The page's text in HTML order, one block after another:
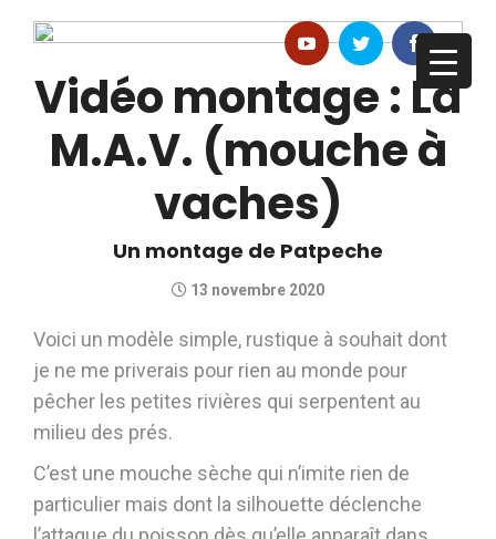
Vidéo montage : La
M.A.V. (mouche à
vaches)
Un montage de Patpeche
13 novembre 2020
Voici un modèle simple, rustique à souhait dont
je ne me priverais pour rien au monde pour
pêcher les petites rivières qui serpentent au
milieu des prés.
C’est une mouche sèche qui n’imite rien de
particulier mais dont la silhouette déclenche